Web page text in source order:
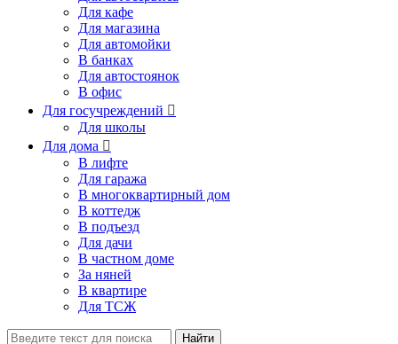
Для кафе
Для магазина
Для автомойки
В банках
Для автостоянок
В офис
Для госучреждений 
Для школы
Для дома 
В лифте
Для гаража
В многоквартирный дом
В коттедж
В подъезд
Для дачи
В частном доме
За няней
В квартире
Для ТСЖ
Найти